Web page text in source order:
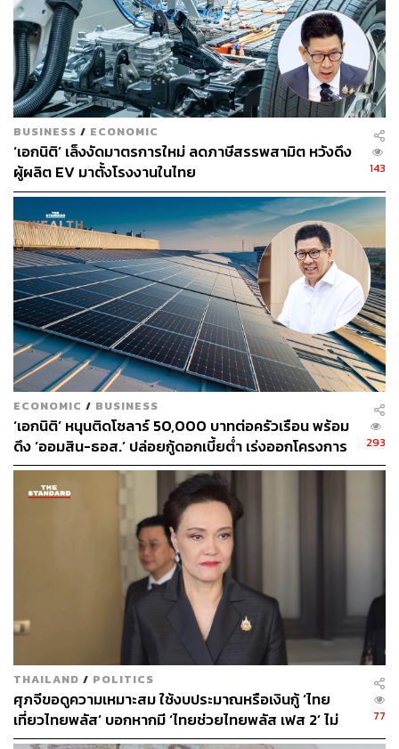
สามารถติดตาม THE STANDARD WEALTH
ผ่านแอปพลิเคชันต่างๆ ที่คุณสะดวกหรือใช้งานอยู่แล้วได้เลย
TAGS: Morning Wealth Green Logistics
กระทรวงการคลัง
พลังงานแสงอาทิตย์
สันติธาร เสถียรไทย
334
ABOUT THE AUTHOR
ปวริศ อำนวยพรไพศาล
Content Creator สำนักข่าว THE
STANDARD WEALTH
BUSINESS / ECONOMIC
‘เอกนิติ’ เล็งงัดมาตรการใหม่ ลดภาษีสรรพสามิต หวังดึง
ผู้ผลิต EV มาตั้งโรงงานในไทย
143
ECONOMIC / BUSINESS
‘เอกนิติ’ หนุนติดโซลาร์ 50,000 บาทต่อครัวเรือน พร้อม
ดึง ‘ออมสิน-ธอส.’ ปล่อยกู้ดอกเบี้ยต่ำ เร่งออกโครงการ
ภายใน 1 เดือน
293
THAILAND / POLITICS
ศุภจีขอดูความเหมาะสม ใช้งบประมาณหรือเงินกู้ ‘ไทย
เที่ยวไทยพลัส’ บอกหากมี ‘ไทยช่วยไทยพลัส เฟส 2’ ไม่
จำเป็นต้องออกพร้อมกัน
77